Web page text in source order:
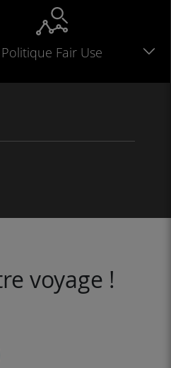
Politique Fair Use
voyage !